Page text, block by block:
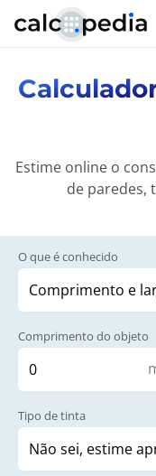
Estime online o
de paredes,
O que é conhecido
Comprimento do objeto
Tipo de tinta